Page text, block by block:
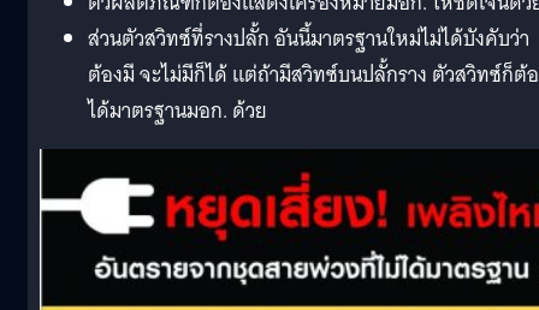
ส่วนตัวสวิทซ์ที่รางปลั้ก อันนี้มาตรฐานใหม่ไม่ได้บังคับว่า
ต้องมี จะไม่มีก็ได้ แต่ถ้ามีสวิทซ์บนปลั้กราง ตัวสวิทซ์ก็ต้
ได้มาตรฐานมอก. ด้วย